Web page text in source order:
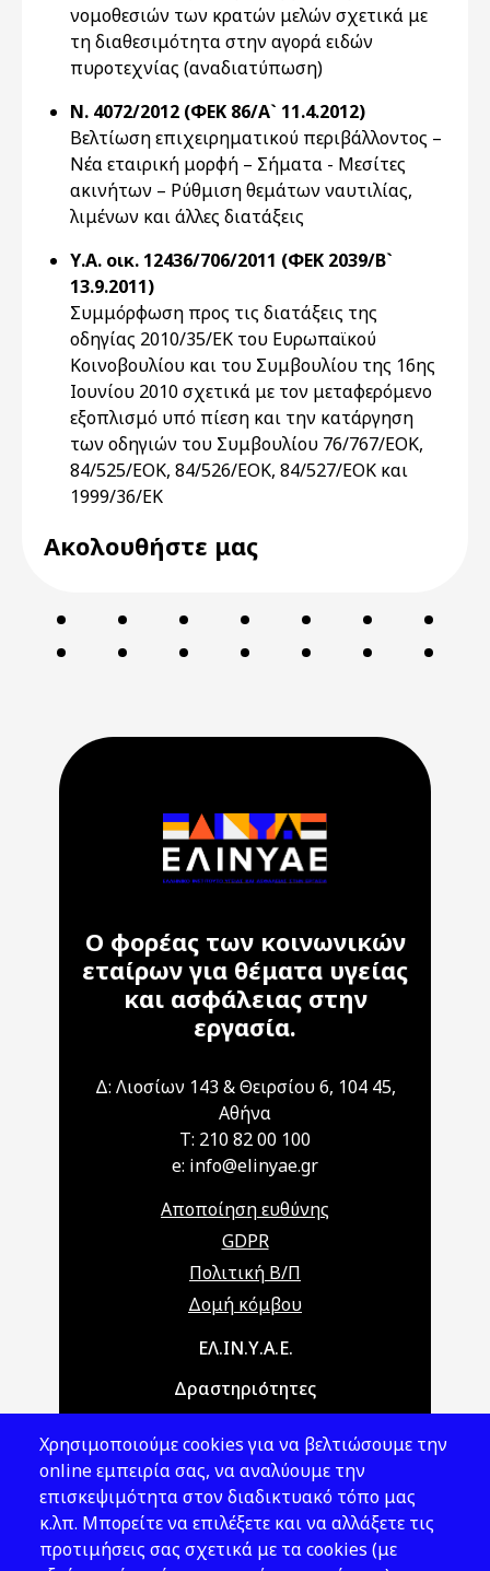
νομοθεσιών των κρατών μελών σχετικά με
τη διαθεσιμότητα στην αγορά ειδών
πυροτεχνίας (αναδιατύπωση)
Ν. 4072/2012 (ΦΕΚ 86/Α` 11.4.2012)
Βελτίωση επιχειρηματικού περιβάλλοντος –
Νέα εταιρική μορφή – Σήματα - Μεσίτες
ακινήτων – Ρύθμιση θεμάτων ναυτιλίας,
λιμένων και άλλες διατάξεις
Υ.Α. οικ. 12436/706/2011 (ΦΕΚ 2039/Β`
13.9.2011)
Συμμόρφωση προς τις διατάξεις της
οδηγίας 2010/35/ΕΚ του Ευρωπαϊκού
Κοινοβουλίου και του Συμβουλίου της 16ης
Ιουνίου 2010 σχετικά με τον μεταφερόμενο
εξοπλισμό υπό πίεση και την κατάργηση
των οδηγιών του Συμβουλίου 76/767/ΕΟΚ,
84/525/ΕΟΚ, 84/526/ΕΟΚ, 84/527/ΕΟΚ και
1999/36/ΕΚ
Ακολουθήστε μας
Ο φορέας των κοινωνικών
εταίρων για θέματα υγείας
και ασφάλειας στην
εργασία.
Δ: Λιοσίων 143 & Θειρσίου 6, 104 45,
Αθήνα
T: 210 82 00 100
e: info@elinyae.gr
Αποποίηση ευθύνης
GDPR
Πολιτική Β/Π
Δομή κόμβου
Main navigationΕΛ.ΙΝ.Υ.Α.Ε.
Δραστηριότητες
Νομοθεσία
Εκδόσεις
Νέα - Εκδηλώσεις
Χρησιμοποιούμε cookies για να βελτιώσουμε την
online εμπειρία σας, να αναλύουμε την
επισκεψιμότητα στον διαδικτυακό τόπο μας
κ.λπ. Μπορείτε να επιλέξετε και να αλλάξετε τις
προτιμήσεις σας σχετικά με τα cookies (με